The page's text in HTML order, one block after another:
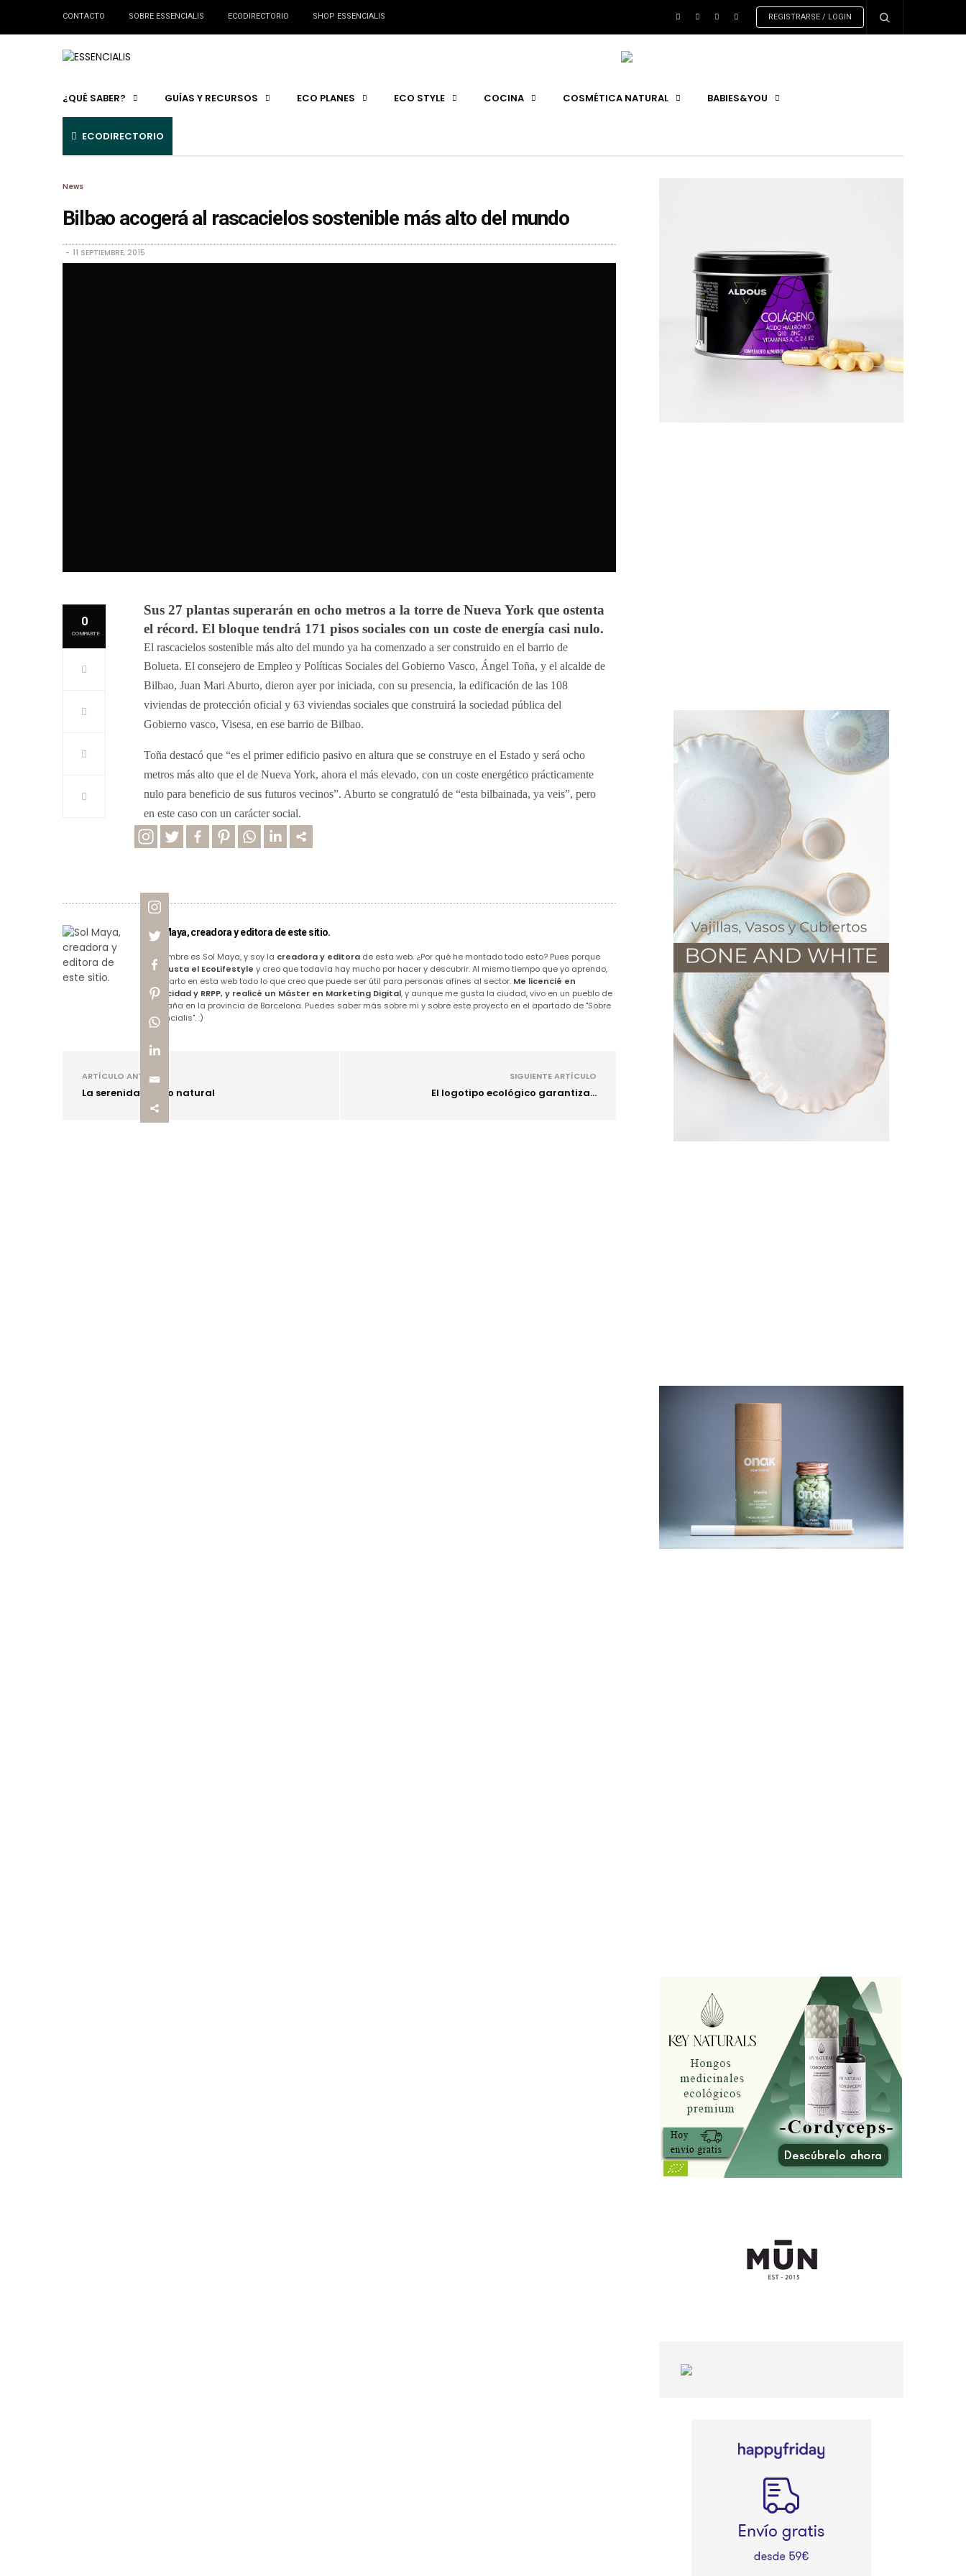
CONTACTO SOBRE ESSENCIALIS ECODIRECTORIO SHOP ESSENCIALIS REGISTRARSE / LOGIN
¿QUÉ SABER? GUÍAS Y RECURSOS ECO PLANES ECO STYLE COCINA COSMÉTICA NATURAL BABIES&YOU
ECODIRECTORIO
News
Bilbao acogerá al rascacielos sostenible más alto del mundo
11 SEPTIEMBRE, 2015
0
COMPARTE
Sus 27 plantas superarán en ocho metros a la torre de Nueva York que ostenta
el récord. El bloque tendrá 171 pisos sociales con un coste de energía casi nulo.
El rascacielos sostenible más alto del mundo ya ha comenzado a ser construido en el barrio de
Bolueta. El consejero de Empleo y Políticas Sociales del Gobierno Vasco, Ángel Toña, y el alcalde de
Bilbao, Juan Mari Aburto, dieron ayer por iniciada, con su presencia, la edificación de las 108
viviendas de protección oficial y 63 viviendas sociales que construirá la sociedad pública del
Gobierno vasco, Visesa, en ese barrio de Bilbao.
Toña destacó que “es el primer edificio pasivo en altura que se construye en el Estado y será ocho
metros más alto que el de Nueva York, ahora el más elevado, con un coste energético prácticamente
nulo para beneficio de sus futuros vecinos”. Aburto se congratuló de “esta bilbainada, ya veis”, pero
en este caso con un carácter social.
Sol Maya, creadora y editora de este sitio.
Mi nombre es Sol Maya, y soy la creadora y editora de esta web. ¿Por qué he montado todo esto? Pues porque
me gusta el EcoLifestyle y creo que todavía hay mucho por hacer y descubrir. Al mismo tiempo que yo aprendo,
comparto en esta web todo lo que creo que puede ser útil para personas afines al sector. Me licencié en
Publicidad y RRPP, y realicé un Máster en Marketing Digital, y aunque me gusta la ciudad, vivo en un pueblo de
montaña en la provincia de Barcelona. Puedes saber más sobre mi y sobre este proyecto en el apartado de "Sobre
Essencialis". :)
ARTÍCULO ANTERIOR
La serenidad de lo natural
SIGUIENTE ARTÍCULO
El logotipo ecológico garantiza...